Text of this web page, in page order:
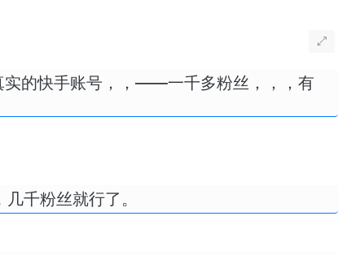
实的快手账号，，——一千多粉丝，，，有
千粉丝就行了。